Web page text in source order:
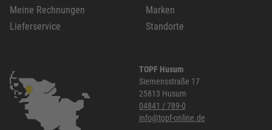
Meine Rechnungen
Lieferservice
Marken
Standorte
TOPF Husum
Siemensstraße 17
25813 Husum
04841 / 789-0
info@topf-online.de